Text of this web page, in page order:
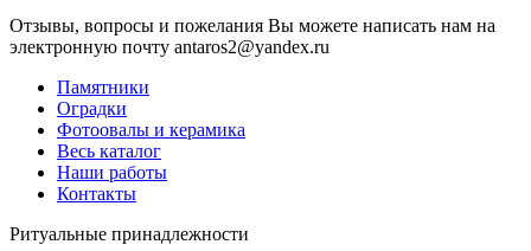
Отзывы, вопросы и пожелания Вы можете написать нам на
электронную почту antaros2@yandex.ru
Памятники
Оградки
Фотоовалы и керамика
Весь каталог
Наши работы
Контакты
Ритуальные принадлежности